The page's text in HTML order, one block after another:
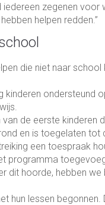
iedereen zegenen
helpen redden.”
die niet naar
ondersteund
de eerste
en is toegelaten
een toespraak
programma
dit hoorde, hebben
hun lessen